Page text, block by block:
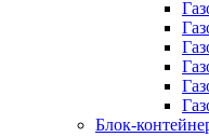
Блок-